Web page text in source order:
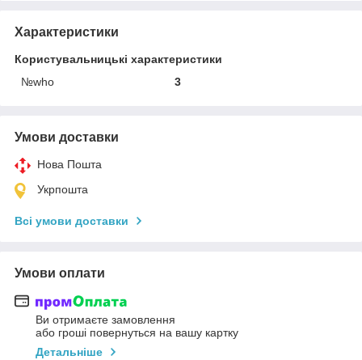
Характеристики
Користувальницькі характеристики
№who
3
Умови доставки
Нова Пошта
Укрпошта
Всі умови доставки
Умови оплати
Ви отримаєте замовлення
або гроші повернуться на вашу картку
Детальніше